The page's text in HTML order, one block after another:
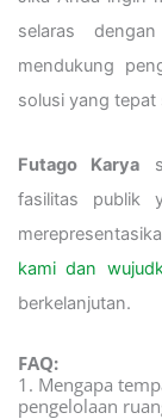
selaras
mendukung
solusi yang tepat
Futago Karya
fasilitas publik
kami dan
berkelanjutan.
FAQ:
1. Mengapa
pengelolaan